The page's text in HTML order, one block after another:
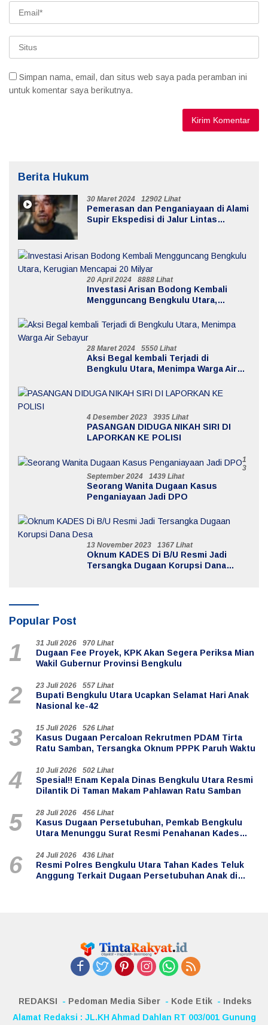
Simpan nama, email, dan situs web saya pada peramban ini
untuk komentar saya berikutnya.
Berita Hukum
30 Maret 2024 12902 Lihat
Pemerasan dan Penganiayaan di Alami
Supir Ekspedisi di Jalur Lintas
20 April 2024 8888 Lihat
Investasi Arisan Bodong Kembali
Mengguncang Bengkulu Utara,
28 Maret 2024 5550 Lihat
Aksi Begal kembali Terjadi di
Bengkulu Utara, Menimpa Warga Air
4 Desember 2023 3935 Lihat
PASANGAN DIDUGA NIKAH SIRI DI
LAPORKAN KE POLISI
1
3
September 2024
1439 Lihat
Seorang Wanita Dugaan Kasus
Penganiayaan Jadi DPO
13 November 2023 1367 Lihat
Oknum KADES Di B/U Resmi Jadi
Tersangka Dugaan Korupsi Dana
Popular Post
1 31 Juli 2026 970 Lihat
Dugaan Fee Proyek, KPK Akan Segera Periksa Mian
Wakil Gubernur Provinsi Bengkulu
2 23 Juli 2026 557 Lihat
Bupati Bengkulu Utara Ucapkan Selamat Hari Anak
Nasional ke-42
3 15 Juli 2026 526 Lihat
Kasus Dugaan Percaloan Rekrutmen PDAM Tirta
Ratu Samban, Tersangka Oknum PPPK Paruh Waktu
4 10 Juli 2026 502 Lihat
Spesial!! Enam Kepala Dinas Bengkulu Utara Resmi
5 28 Juli 2026 456 Lihat
Kasus Dugaan Persetubuhan, Pemkab Bengkulu
Utara Menunggu Surat Resmi Penahanan Kades
6 24 Juli 2026 436 Lihat
Resmi Polres Bengkulu Utara Tahan Kades Teluk
Anggung Terkait Dugaan Persetubuhan Anak di
REDAKSI Pedoman Media Siber Kode Etik
Indeks
Alamat Redaksi : JL.KH Ahmad Dahlan RT 003/001 Gunung